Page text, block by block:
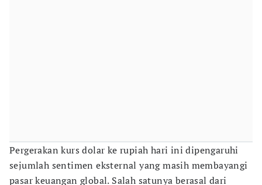
Pergerakan kurs dolar ke rupiah hari ini dipengaruhi
sejumlah sentimen eksternal yang masih membayangi
pasar keuangan global. Salah satunya berasal dari